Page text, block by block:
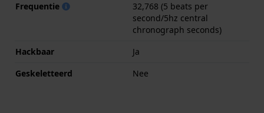
Frequentie
32,768 (5 beats per
second/5hz central
chronograph seconds)
Hackbaar
Ja
Geskeletteerd
Nee